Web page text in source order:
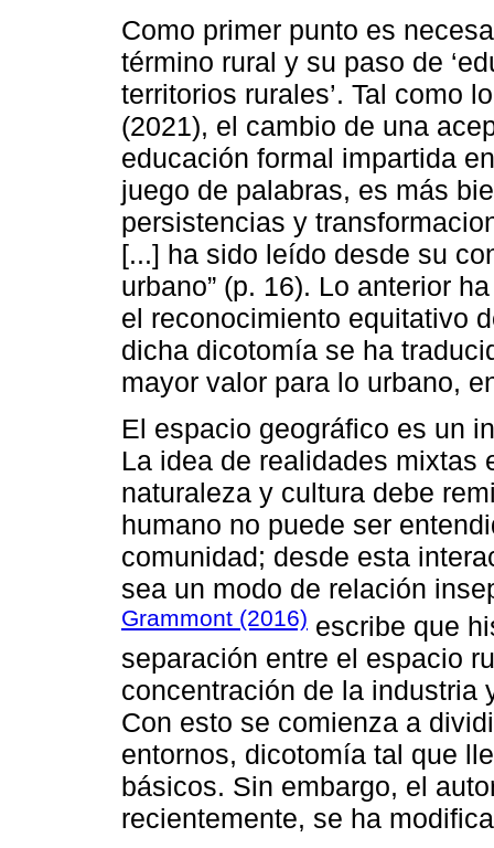
Como primer punto es
término rural y su paso de
territorios rurales’. Tal como
(2021), el cambio de una
educación formal impartida
juego de palabras, es más
persistencias y
[...] ha sido leído desde su
urbano” (p. 16). Lo anterior
el reconocimiento equitativo
dicha dicotomía se ha
mayor valor para lo urbano,
El espacio geográfico es un
La idea de realidades mixtas
naturaleza y cultura debe
humano no puede ser
comunidad; desde esta
sea un modo de relación
Grammont (2016) escribe que
separación entre el espacio
concentración de la industria
Con esto se comienza a
entornos, dicotomía tal que
básicos. Sin embargo, el
recientemente, se ha